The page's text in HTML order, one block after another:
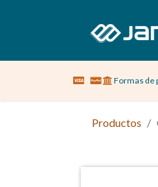
Sobre nosotros
Formas de
Productos